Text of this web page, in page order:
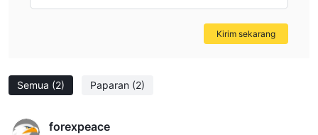
Semua (2) Paparan (2)
forexpeace
Kirim sekarang